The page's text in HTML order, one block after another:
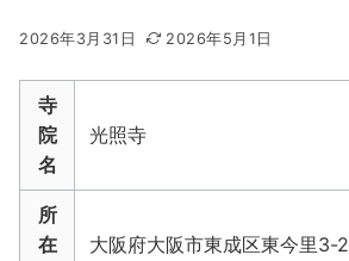
2026年3月31日 2026年5月1日
寺
院
名
光照寺
所
在
大阪府大阪市東成区東今里3-